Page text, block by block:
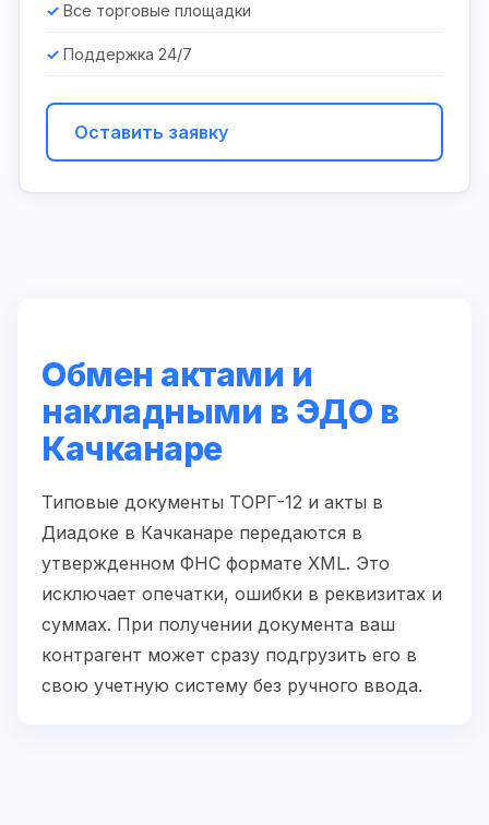
Все торговые площадки
Поддержка 24/7
Оставить заявку
Обмен актами и
накладными в ЭДО в
Качканаре
Типовые документы ТОРГ-12 и акты в
Диадоке в Качканаре передаются в
утвержденном ФНС формате XML. Это
исключает опечатки, ошибки в реквизитах и
суммах. При получении документа ваш
контрагент может сразу подгрузить его в
свою учетную систему без ручного ввода.